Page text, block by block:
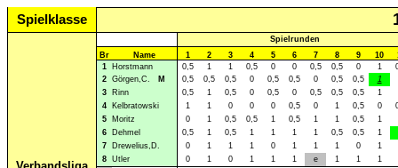
Spielklasse
Spielrunden
Br
Name 1 2 3 4 5 6 7 8 9 10
1
Horstmann 0,5 1 1 0,5 0 0 0,5 0,5 0 1
2 Görgen,C. M 0,5 0,5 0,5 0 0,5 0,5 0 0,5 0,5
1
3
Rinn 0,5 1 0,5 0 0,5 0 0,5 0,5 0,5
1
4
Kelbratowski 1 1 0 0 0 0,5 0 1 0,5 0
5
Moritz 0 1 0,5 0,5 1 0,5 1 1 0,5
1
6
Dehmel 0,5 1 0,5 1 1 1 1 0,5 0,5
1
7
Drewelius,D. 0 1 1 1 0 1 1 1 0
1
8 Utler 0 1 0 1 1 1 e 1 1
1